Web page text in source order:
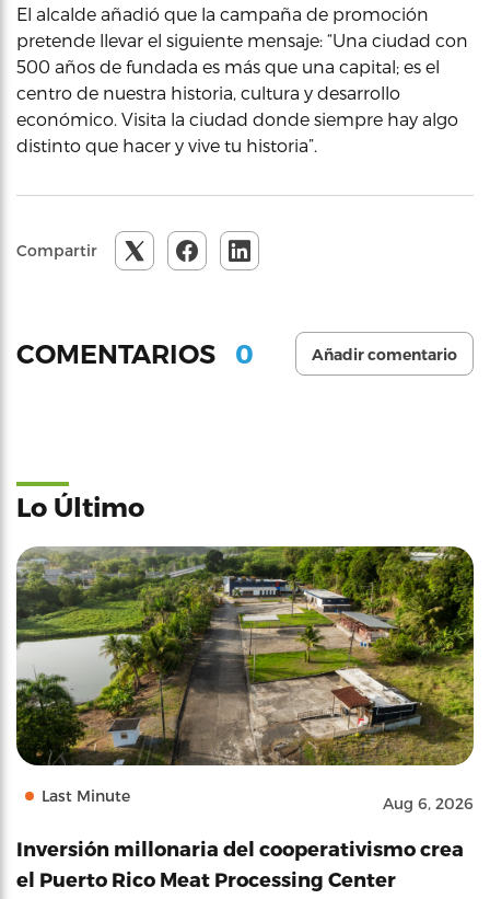
El alcalde añadió que la campaña de promoción
pretende llevar el siguiente mensaje: “Una ciudad con
500 años de fundada es más que una capital; es el
centro de nuestra historia, cultura y desarrollo
económico. Visita la ciudad donde siempre hay algo
distinto que hacer y vive tu historia”.
Compartir
COMENTARIOS 0 Añadir comentario
Lo Último
Last Minute Aug 6, 2026
Inversión millonaria del cooperativismo crea
el Puerto Rico Meat Processing Center